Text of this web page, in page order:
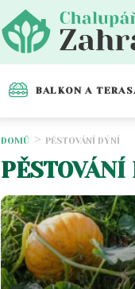
BALKON A
DOMŮ PĚSTOVÁNÍ DÝNÍ
PĚSTOVÁNÍ